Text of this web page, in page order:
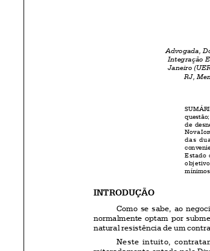

de
das
Como  se  sabe,  ao
natural resistência de um
Neste  intuito,
reiteradamente optado pelo
esteira, os tribunais daquele
mente escolhidos para